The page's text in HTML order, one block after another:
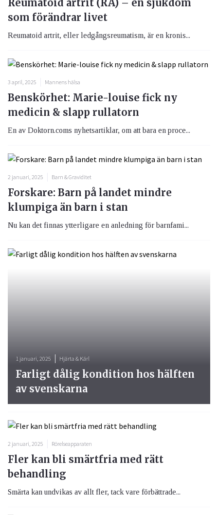
Reumatoid artrit (RA) – en sjukdom
som förändrar livet
Reumatoid artrit, eller ledgångsreumatism, är en kronis...
3 april, 2025 Mannens hälsa
Benskörhet: Marie-louise fick ny
medicin & slapp rullatorn
En av Doktorn.coms nyhetsartiklar, om att bara en proce...
2 januari, 2025 Barn & Graviditet
Forskare: Barn på landet mindre
klumpiga än barn i stan
Nu kan det finnas ytterligare en anledning för barnfami...
2 januari, 2025 Rörelseapparaten
Fler kan bli smärtfria med rätt
behandling
Smärta kan undvikas av allt fler, tack vare förbättrade...
1 januari, 2025 Hjärta & Kärl
Farligt dålig kondition hos hälften
av svenskarna